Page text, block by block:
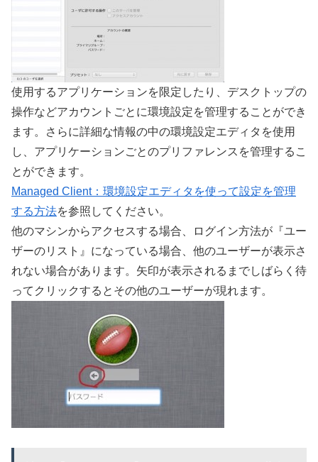
使用するアプリケーションを限定したり、デスクトップの
操作などアカウントごとに環境設定を管理することができ
ます。さらに詳細な情報の中の環境設定エディタを使用
し、アプリケーションごとのプリファレンスを管理するこ
とができます。
Managed Client：環境設定エディタを使って設定を管理
する方法を参照してください。
他のマシンからアクセスする場合、ログイン方法が『ユー
ザーのリスト』になっている場合、他のユーザーが表示さ
れない場合があります。矢印が表示されるまでしばらく待
ってクリックするとその他のユーザーが現れます。